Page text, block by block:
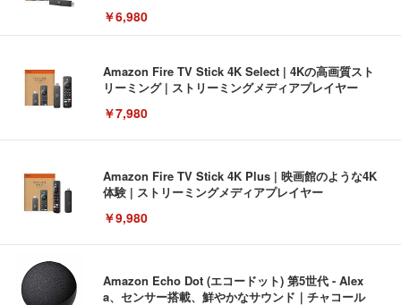
￥6,980
Amazon Fire TV Stick 4K Select | 4Kの高画質スト
リーミング | ストリーミングメディアプレイヤー
￥7,980
Amazon Fire TV Stick 4K Plus | 映画館のような4K
体験 | ストリーミングメディアプレイヤー
￥9,980
Amazon Echo Dot (エコードット) 第5世代 - Alex
a、センサー搭載、鮮やかなサウンド｜チャコール